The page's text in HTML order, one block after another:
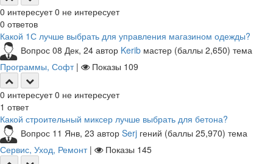
0 интересует 0 не интересует
0 ответов
Какой 1С лучше выбрать для управления магазином одежды?
Вопрос 08 Дек, 24 автор Kerib мастер (баллы 2,650) тема
Программы, Софт | Показы 109
0 интересует 0 не интересует
1 ответ
Какой строительный миксер лучше выбрать для бетона?
Вопрос 11 Янв, 23 автор Serj гений (баллы 25,970) тема
Сервис, Уход, Ремонт | Показы 145